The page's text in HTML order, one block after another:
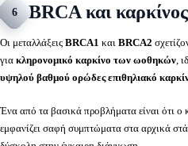
6 BRCA και
Οι μεταλλάξεις BRCA1 και BRCA2
για κληρονομικό καρκίνο των ωοθηκών,
υψηλού βαθμού ορώδες επιθηλιακό
Ένα από τα βασικά προβλήματα είναι ότι
εμφανίζει σαφή συμπτώματα στα αρχικά